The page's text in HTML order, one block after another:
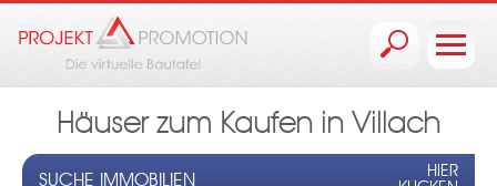
Häuser zum Kaufen in Villach
SUCHE IMMOBILIEN
HIER